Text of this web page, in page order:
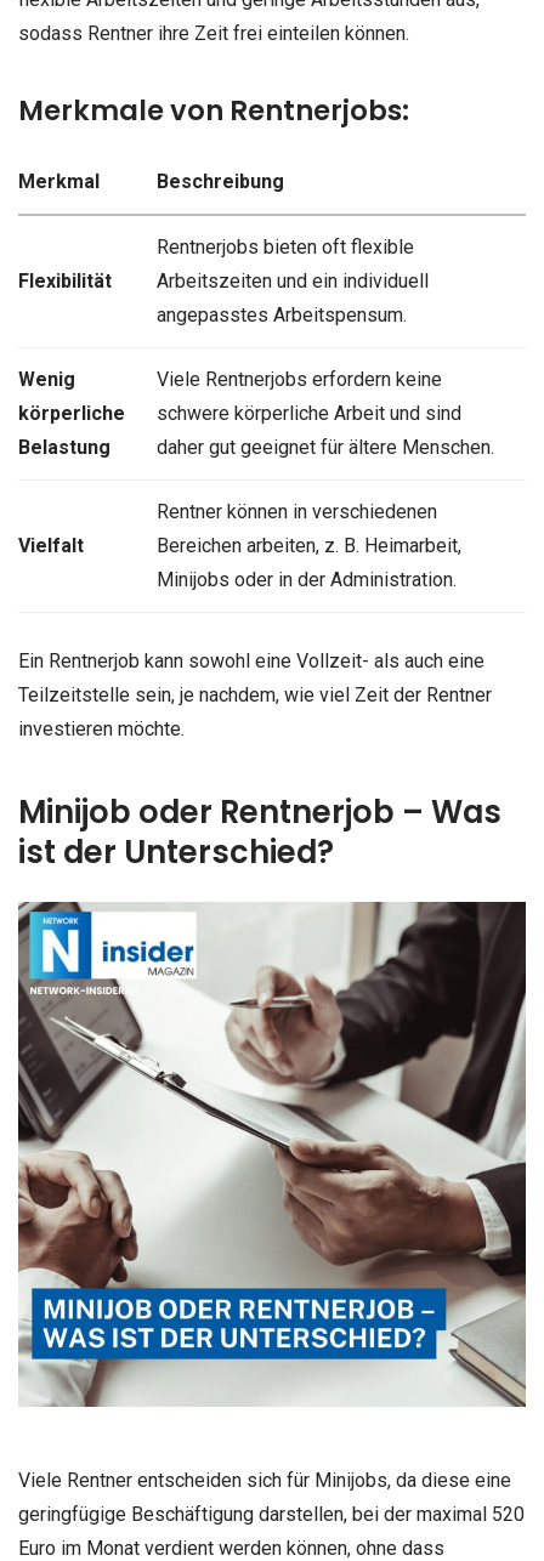
sodass Rentner ihre Zeit frei einteilen können.
Merkmale von Rentnerjobs:
Merkmal Beschreibung
Flexibilität
Rentnerjobs bieten oft flexible
Arbeitszeiten und ein individuell
angepasstes Arbeitspensum.
Wenig
körperliche
Belastung
Viele Rentnerjobs erfordern keine
schwere körperliche Arbeit und sind
daher gut geeignet für ältere Menschen.
Vielfalt
Rentner können in verschiedenen
Bereichen arbeiten, z. B. Heimarbeit,
Minijobs oder in der Administration.
Ein Rentnerjob kann sowohl eine Vollzeit- als auch eine
Teilzeitstelle sein, je nachdem, wie viel Zeit der Rentner
investieren möchte.
Minijob oder Rentnerjob – Was
ist der Unterschied?
Viele Rentner entscheiden sich für Minijobs, da diese eine
geringfügige Beschäftigung darstellen, bei der maximal 520
Euro im Monat verdient werden können, ohne dass